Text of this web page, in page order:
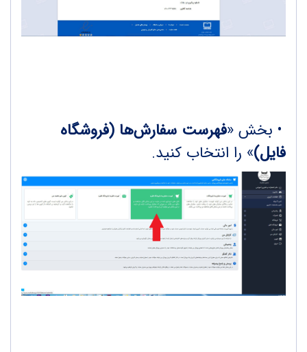
• بخش «فهرست سفارش‌ها (فروشگاه
فایل)» را انتخاب کنید.